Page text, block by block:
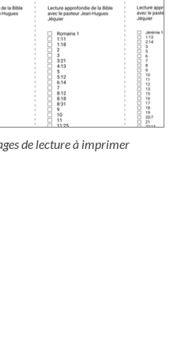
de lecture à imprimer